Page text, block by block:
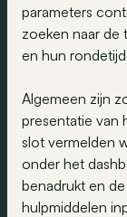
parameters
zoeken naar
en hun
Algemeen zijn
presentatie van
slot vermelden
onder het
benadrukt en
hulpmiddelen